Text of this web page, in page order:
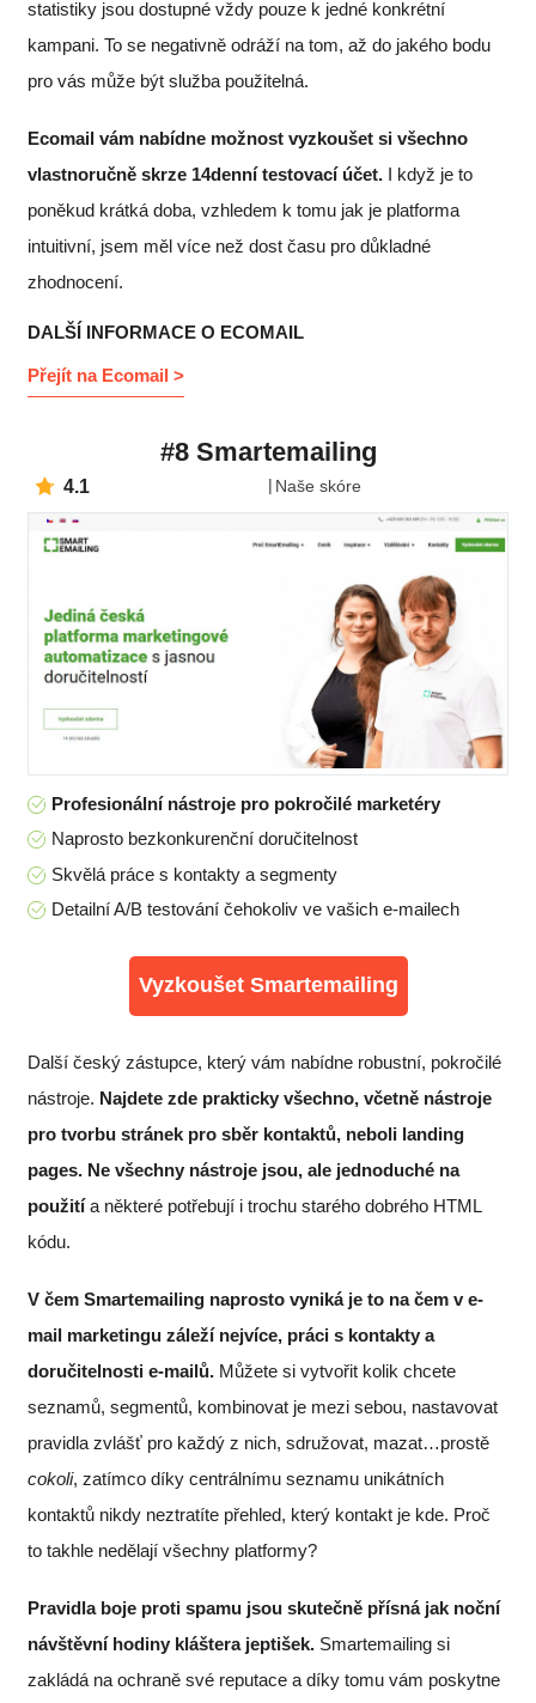
statistiky jsou dostupné vždy pouze k jedné konkrétní
kampani. To se negativně odráží na tom, až do jakého bodu
pro vás může být služba použitelná.
Ecomail vám nabídne možnost vyzkoušet si všechno
vlastnoručně skrze 14denní testovací účet. I když je to
poněkud krátká doba, vzhledem k tomu jak je platforma
intuitivní, jsem měl více než dost času pro důkladné
zhodnocení.
DALŠÍ INFORMACE O ECOMAIL
Přejít na Ecomail >
#8 Smartemailing
4.1 Naše skóre
Profesionální nástroje pro pokročilé marketéry
Naprosto bezkonkurenční doručitelnost
Skvělá práce s kontakty a segmenty
Detailní A/B testování čehokoliv ve vašich e-mailech
Vyzkoušet Smartemailing
Další český zástupce, který vám nabídne robustní, pokročilé
nástroje. Najdete zde prakticky všechno, včetně nástroje
pro tvorbu stránek pro sběr kontaktů, neboli landing
pages. Ne všechny nástroje jsou, ale jednoduché na
použitía některé potřebují i trochu starého dobrého HTML
kódu.
V čem Smartemailing naprosto vyniká je to na čem v e-
mail marketingu záleží nejvíce, práci s kontakty a
doručitelnosti e-mailů. Můžete si vytvořit kolik chcete
seznamů, segmentů, kombinovat je mezi sebou, nastavovat
pravidla zvlášť pro každý z nich, sdružovat, mazat…prostě
cokoli, zatímco díky centrálnímu seznamu unikátních
kontaktů nikdy neztratíte přehled, který kontakt je kde. Proč
to takhle nedělají všechny platformy?
Pravidla boje proti spamu jsou skutečně přísná jak noční
návštěvní hodiny kláštera jeptišek. Smartemailing si
zakládá na ochraně své reputace a díky tomu vám poskytne